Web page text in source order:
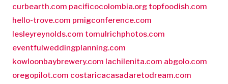
curbearth.com pacificocolombia.org topfoodish.com
hello-trove.com pmigconference.com
lesleyreynolds.com tomulrichphotos.com
eventfulweddingplanning.com
kowloonbaybrewery.com lachilenita.com abgolo.com
oregopilot.com costaricacasadaretodream.com